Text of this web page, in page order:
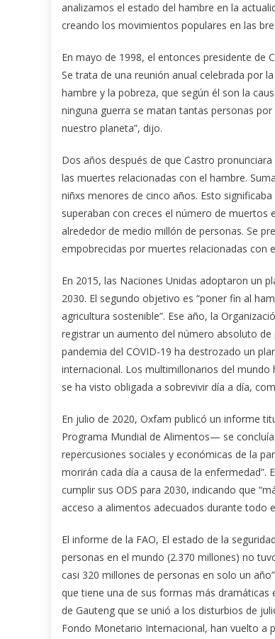
analizamos el estado del hambre en la
creando los movimientos populares en las
En mayo de 1998, el entonces presidente de
Se trata de una reunión anual celebrada por
hambre y la pobreza, que según él son la
ninguna guerra se matan tantas personas
nuestro planeta”, dijo.
Dos años después de que Castro
las muertes relacionadas con el hambre.
niñxs menores de cinco años. Esto
superaban con creces el número de muertos
alrededor de medio millón de personas. Se
empobrecidas por muertes relacionadas con
En 2015, las Naciones Unidas adoptaron un
2030. El segundo objetivo es “poner fin al
agricultura sostenible”. Ese año, la
registrar un aumento del número absoluto
pandemia del COVID-19 ha destrozado un
internacional. Los multimillonarios del
se ha visto obligada a sobrevivir día a día,
En julio de 2020, Oxfam publicó un informe
Programa Mundial de Alimentos— se
repercusiones sociales y económicas de la
morirán cada día a causa de la enfermedad”.
cumplir sus ODS para 2030, indicando que
acceso a alimentos adecuados durante todo
El informe de la FAO, El estado de la
personas en el mundo (2.370 millones) no
casi 320 millones de personas en solo un
que tiene una de sus formas más dramáticas
de Gauteng que se unió a los disturbios de
Fondo Monetario Internacional, han vuelto a